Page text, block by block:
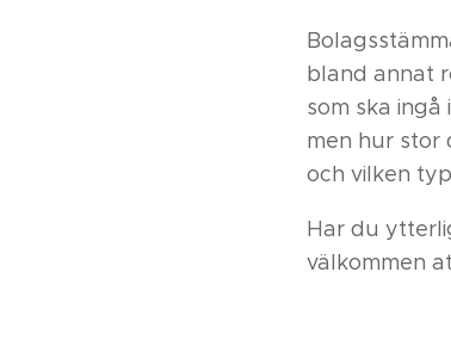
bland annat
som ska
men hur stor
och vilken
Har du
välkommen